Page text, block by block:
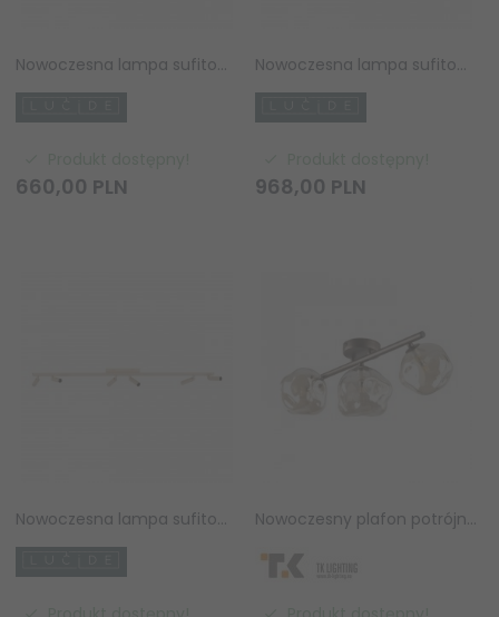
Nowoczesna lampa sufitowa listwa czarno-brązowa regulowane tuby uniwersalna minimalistyczna aluminiowa KEONI 09943/08/97 Lucide
660,00 PLN
Nowoczesna lampa sufitowa listwa beżowa regulowane tuby uniwersalna minimalistyczna aluminiowa KEONI 09943/08/41 Lucide
968,00 PLN
Nowoczesna lampa sufitowa listwa beżowa regulowane tuby uniwersalna minimalistyczna aluminiowa KEONI 09943/06/41 Lucide Nowoczesny plafon potrójny szklane klosze z wgłębieniami designerski dekoracyjny LAVA 11035 TK-Lighting